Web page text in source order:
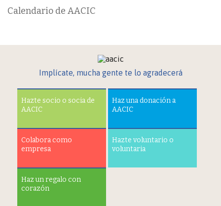
Calendario de AACIC
Implícate, mucha gente te lo agradecerá
Hazte socio o socia de
AACIC
Haz una donación a
AACIC
Colabora como
empresa
Hazte voluntario o
voluntaria
Haz un regalo con
corazón